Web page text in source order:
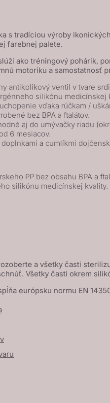
s tradíciou výroby
farebnej palete.
ako tréningový pohárik,
motoriku a samostatnosť
antikolikový ventil v tvare
silikónu
vďaka rúčkam /
bez BPA a ftalátov.
aj do umývačky riadu
6 mesiacov.
a cumlíkmi
PP bez obsahu BPA a
silikónu medicínskej kvality.
a všetky časti
Všetky časti okrem
európsku normu EN